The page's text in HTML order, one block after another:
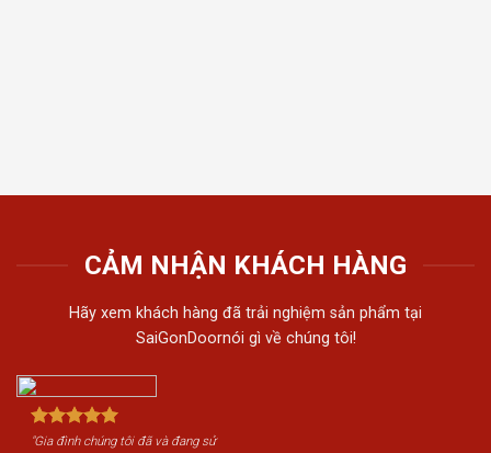
CẢM NHẬN KHÁCH HÀNG
Hãy xem khách hàng đã trải nghiệm sản phẩm tại
SaiGonDoornói gì về chúng tôi!
"Gia đình chúng tôi đã và đang sử